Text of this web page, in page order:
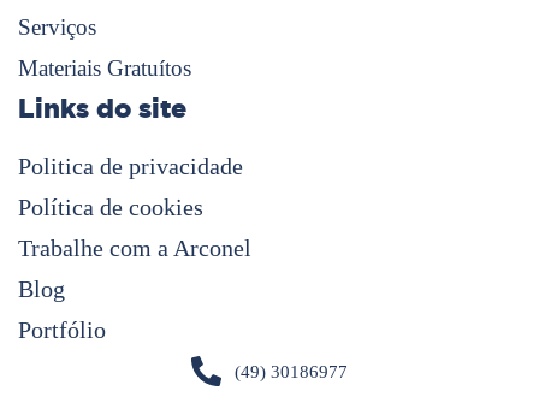
Serviços
Materiais Gratuítos
Links do site
Politica de privacidade
Política de cookies
Trabalhe com a Arconel
Blog
Portfólio
(49) 30186977